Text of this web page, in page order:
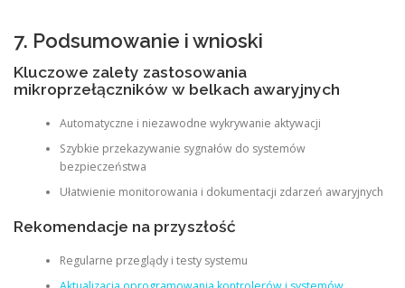
7. Podsumowanie i wnioski
Kluczowe zalety zastosowania
mikroprzełączników w belkach awaryjnych
Automatyczne i niezawodne wykrywanie aktywacji
Szybkie przekazywanie sygnałów do systemów
bezpieczeństwa
Ułatwienie monitorowania i dokumentacji zdarzeń awaryjnych
Rekomendacje na przyszłość
Regularne przeglądy i testy systemu